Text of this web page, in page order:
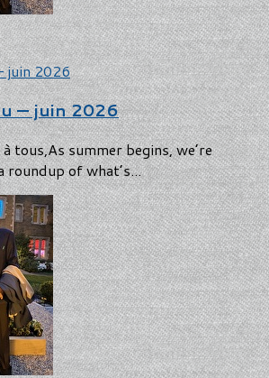
— juin 2026
tous,As summer begins, we’re
roundup of what’s...